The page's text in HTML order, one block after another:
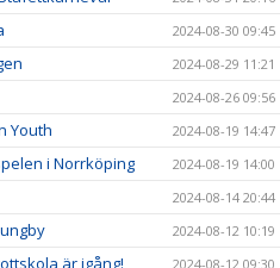
2024-08-30 09:45
2024-08-29 11:21
2024-08-26 09:56
Youth 2024-08-19 14:47
i Norrköping 2024-08-19 14:00
2024-08-14 20:44
2024-08-12 10:19
är igång! 2024-08-12 09:30